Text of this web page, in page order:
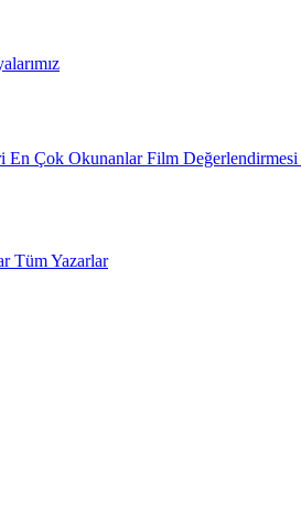
En Çok OkunanlarFilm Değerlendirmesi
Tüm Yazarlar